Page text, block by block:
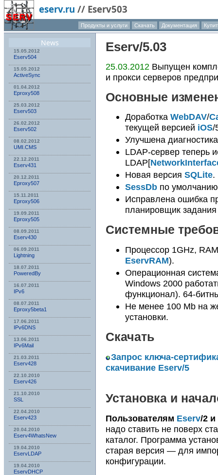
eserv.ru // Eserv503
Продукты и услуги Скачать Документация
News
15.05.2012
Eserv504
15.05.2012
ActiveSync
01.04.2012
Eproxy508
25.03.2012
Eserv503
26.02.2012
Eserv502
08.02.2012
UMI.CMS
22.12.2011
Eserv431
20.12.2011
Eproxy507
15.11.2011
Eproxy506
19.09.2011
Eproxy505
08.09.2011
Eserv430
06.09.2011
Lightning
18.07.2011
PoweredBy
16.07.2011
IPv6
08.07.2011
Eproxy5beta1
17.06.2011
IPv6DNS
13.06.2011
IPv6Mail
21.03.2011
Eserv428
22.10.2010
Eserv426
21.10.2010
SSL
22.04.2010
Eserv423
20.04.2010
Eserv4WhatsNew
19.04.2010
EservLDAP
19.04.2010
EservDHCP
Eserv/5.03
25.03.2012 Выпущен
и прокси серверов
Основные
Доработка WebDAV/
текущей версией iOS/
Улучшена
LDAP-сервер теперь
LDAP[
Новая версия SQLite.
SessDb по
Исправлена ошибка
планировщик
Системные
Процессор 1GHz,
EservRAM).
Операционная
Windows 2000
функционал). 64-
Не менее 100 Mb на
установки.
Скачать
Запрос ключа-
скачивание Eserv/5
Установка и
Пользователям Eserv/2 и
надо ставить не поверх
каталог. Программа
старая версия — для
конфигурации.